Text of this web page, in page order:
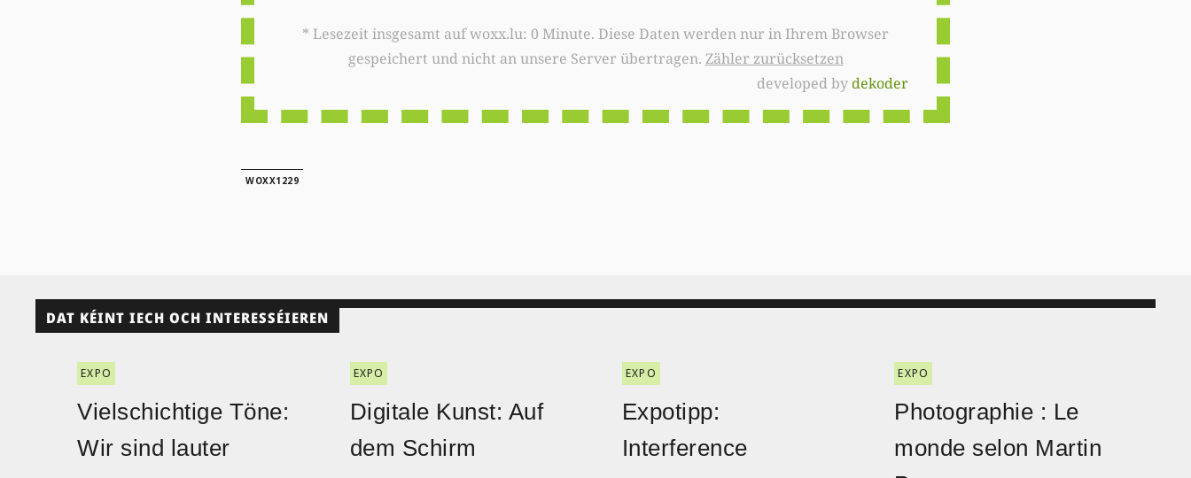
* Lesezeit insgesamt auf woxx.lu: 0 Minute. Diese Daten werden nur in Ihrem Browser
gespeichert und nicht an unsere Server übertragen. Zähler zurücksetzen
developed bydekoder
WOXX1229
DAT KÉINT IECH OCH INTERESSÉIEREN
EXPO
Vielschichtige Töne:
Wir sind lauter
EXPO
Digitale Kunst: Auf
dem Schirm
EXPO
Expotipp:
Interference
EXPO
Photographie : Le
monde selon Martin